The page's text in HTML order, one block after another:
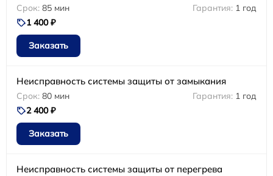
85 мин
1 год
1 400 ₽
Заказать
Неисправность системы защиты от замыкания
80 мин
1 год
2 400 ₽
Заказать
Неисправность системы защиты от перегрева